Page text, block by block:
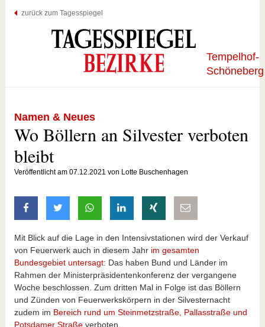
zurück zum Tagesspiegel
Tempelhof-
Schöneberg
Namen & Neues
Wo Böllern an Silvester verboten
bleibt
Veröffentlicht am 07.12.2021 von Lotte Buschenhagen
auf Facebook teilen
auf Twitter teilenmit Whatsapp teilen
auf LinkedIn teilen
auf Xing teilen
Mit Blick auf die Lage in den Intensivstationen wird der Verkauf
von Feuerwerk auch in diesem Jahr im gesamten
Bundesgebiet untersagt: Das haben Bund und Länder im
Rahmen der Ministerpräsidentenkonferenz der vergangene
Woche beschlossen. Zum dritten Mal in Folge ist das Böllern
und Zünden von Feuerwerkskörpern in der Silvesternacht
zudem im Bereich rund um Steinmetzstraße, Pallasstraße und
Potsdamer Straßeverboten.